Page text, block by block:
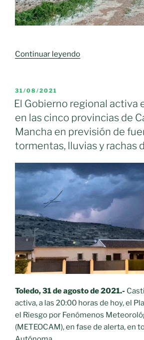
Continuar leyendo«Primera
daños
catastróficos
el
campo
por
las
tormentas
granizo»
PUBLICADO
EL
31/08/2021
El Gobierno regional activa
en las cinco provincias de
Mancha en previsión de
tormentas, lluvias y rachas
Toledo, 31 de agosto de 2021.-
activa, a las 20:00 horas de hoy, el
el Riesgo por Fenómenos
(METEOCAM), en fase de alerta, en